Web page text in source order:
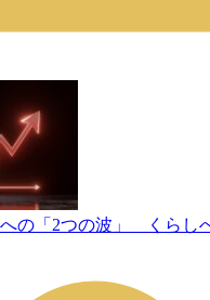
の「2つの波」 くらし